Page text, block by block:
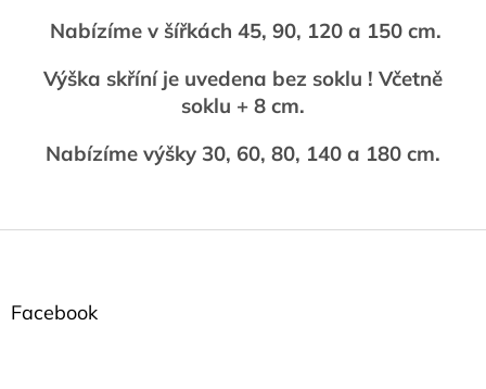
Nabízíme v šířkách 45, 90, 120 a 150 cm.
Výška skříní je uvedena bez soklu ! Včetně
soklu + 8 cm.
Nabízíme výšky 30, 60, 80, 140 a 180 cm.
Z
Facebook